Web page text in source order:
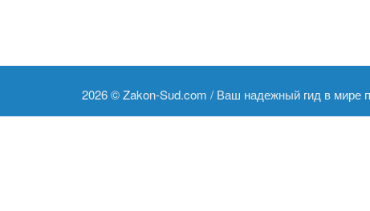
2026 ©Zakon-Sud.com / Ваш надежный гид в мире